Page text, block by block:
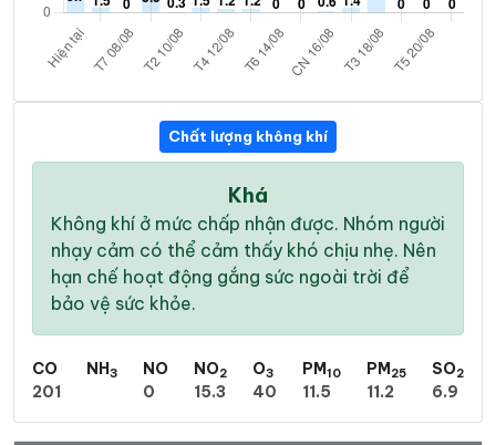
Chất lượng không khí
Khá
Không khí ở mức chấp nhận được. Nhóm người
nhạy cảm có thể cảm thấy khó chịu nhẹ. Nên
hạn chế hoạt động gắng sức ngoài trời để
bảo vệ sức khỏe.
CO
201
NH3
NO
0
NO2
15.3
O3
40
PM10
11.5
PM25
11.2
SO2
6.9